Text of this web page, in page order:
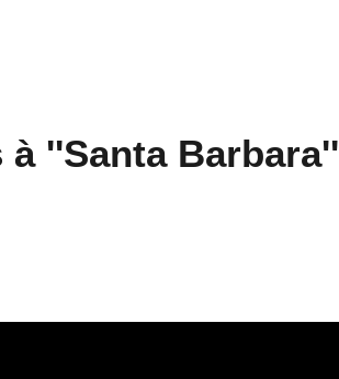
''Santa Barbara''